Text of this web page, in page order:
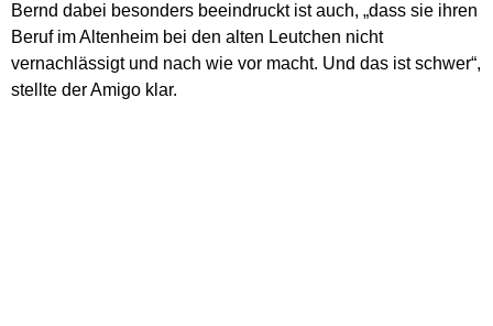
Bernd dabei besonders beeindruckt ist auch, „dass sie ihren
Beruf im Altenheim bei den alten Leutchen nicht
vernachlässigt und nach wie vor macht. Und das ist schwer“,
stellte der Amigo klar.